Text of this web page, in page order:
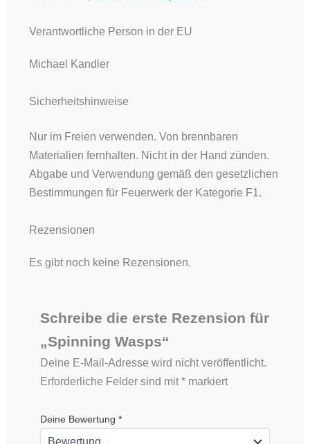
Verantwortliche Person in der EU
Michael Kandler
Sicherheitshinweise
Nur im Freien verwenden. Von brennbaren
Materialien fernhalten. Nicht in der Hand zünden.
Abgabe und Verwendung gemäß den gesetzlichen
Bestimmungen für Feuerwerk der Kategorie F1.
Rezensionen
Es gibt noch keine Rezensionen.
Schreibe die erste Rezension für
„Spinning Wasps“
Deine E-Mail-Adresse wird nicht veröffentlicht.
Erforderliche Felder sind mit* markiert
Deine Bewertung*